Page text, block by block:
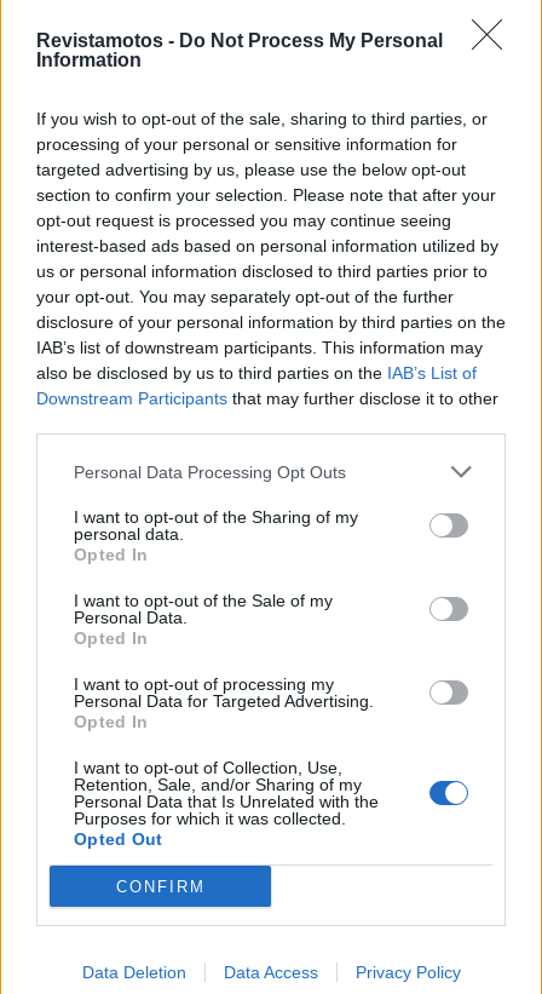
Revistamotos - Do Not Process My Personal
Information
If you wish to opt-out of the sale, sharing to third parties, or
processing of your personal or sensitive information for
targeted advertising by us, please use the below opt-out
section to confirm your selection. Please note that after your
opt-out request is processed you may continue seeing
interest-based ads based on personal information utilized by
us or personal information disclosed to third parties prior to
your opt-out. You may separately opt-out of the further
disclosure of your personal information by third parties on the
IAB’s list of downstream participants. This information may
also be disclosed by us to third parties on the IAB’s List of
Downstream Participants that may further disclose it to other
Personal Data Processing Opt Outs
I want to opt-out of the Sharing of my
personal data.
Opted In
I want to opt-out of the Sale of my
Personal Data.
Opted In
I want to opt-out of processing my
Personal Data for Targeted Advertising.
Opted In
I want to opt-out of Collection, Use,
Retention, Sale, and/or Sharing of my
Personal Data that Is Unrelated with the
Purposes for which it was collected.
Opted Out
CONFIRM
Data Deletion Data Access Privacy Policy
8 horas. As sessões de treinos iniciam-se pelas 9h30
e a primeira de 9 corridas arranca às 14h40.
Tags: Troféu Yamaha
EVENTO
Africa Twin junta mais de 100 aventureiros
no Norte de Portugal
O Norte de Portugal voltou a receber a comunidade Africa
Desta...